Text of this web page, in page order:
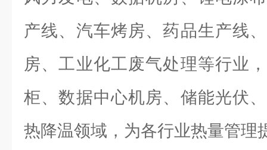
产线、汽车烤房、药品生产线
房、工业化工废气处理等行业
柜、数据中心机房、储能光伏
热降温领域，为各行业热量管理